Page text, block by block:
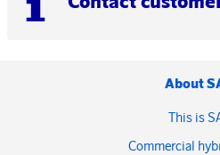
About
This is
Commercial